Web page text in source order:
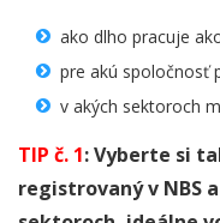
ako dlho pracuje
pre akú spoločnosť
v akých sektoroch
TIP č. 1:Vyberte si
registrovaný v NBS